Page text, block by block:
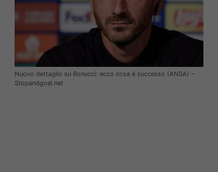
Nuovo dettaglio su Bonucci: ecco cosa è successo (ANSA) –
Stopandgoal.net